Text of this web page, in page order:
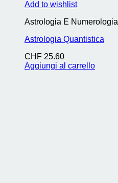
Add to wishlist
Astrologia E Numerologia
Astrologia Quantistica
CHF 25.60
Aggiungi al carrello